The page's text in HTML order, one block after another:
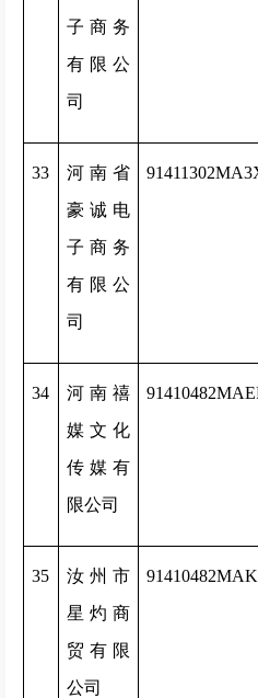
子商务
有限公
司
33
河南省
豪诚电
子商务
有限公
司
34
河南禧
媒文化
传媒有
限公司
35
汝州市
星灼商
贸有限
公司